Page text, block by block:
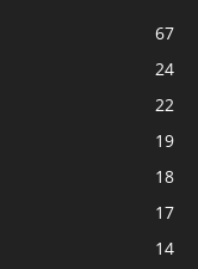
67
24
22
19
18
17
14